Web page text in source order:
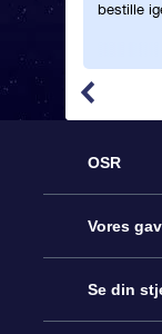
bestille
OSR
Kontakt os
Vores
Online
Se din